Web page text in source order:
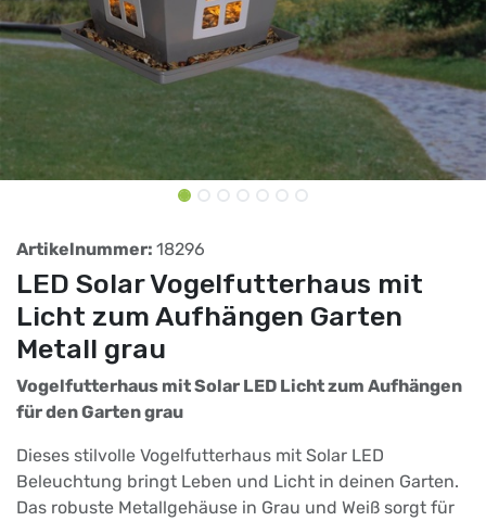
Artikelnummer: 18296
LED Solar Vogelfutterhaus mit
Licht zum Aufhängen Garten
Metall grau
Vogelfutterhaus mit Solar LED Licht zum Aufhängen
für den Garten grau
Dieses stilvolle Vogelfutterhaus mit Solar LED
Beleuchtung bringt Leben und Licht in deinen Garten.
Das robuste Metallgehäuse in Grau und Weiß sorgt für